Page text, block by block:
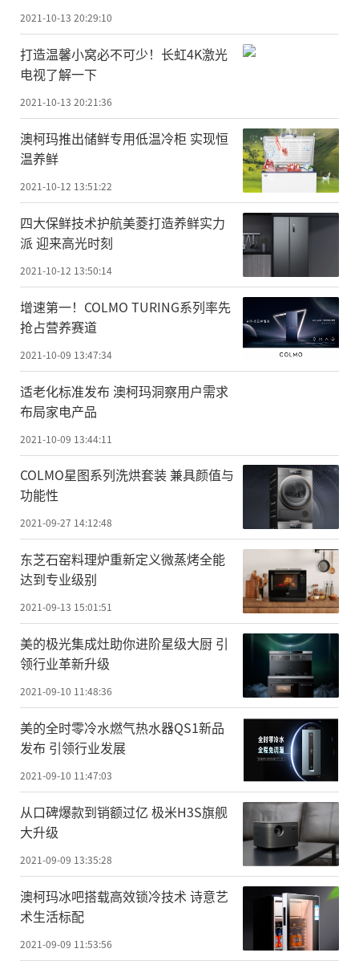
2021-10-13 20:29:10
打造温馨小窝必不可少！长虹4K激光
电视了解一下
2021-10-13 20:21:36
澳柯玛推出储鲜专用低温冷柜 实现恒
温养鲜
2021-10-12 13:51:22
四大保鲜技术护航美菱打造养鲜实力
派 迎来高光时刻
2021-10-12 13:50:14
增速第一！COLMO TURING系列率先
抢占营养赛道
2021-10-09 13:47:34
适老化标准发布 澳柯玛洞察用户需求
布局家电产品
2021-10-09 13:44:11
COLMO星图系列洗烘套装 兼具颜值与
功能性
2021-09-27 14:12:48
东芝石窑料理炉重新定义微蒸烤全能
达到专业级别
2021-09-13 15:01:51
美的极光集成灶助你进阶星级大厨 引
领行业革新升级
2021-09-10 11:48:36
美的全时零冷水燃气热水器QS1新品
发布 引领行业发展
2021-09-10 11:47:03
从口碑爆款到销额过亿 极米H3S旗舰
大升级
2021-09-09 13:35:28
澳柯玛冰吧搭载高效锁冷技术 诗意艺
术生活标配
2021-09-09 11:53:56